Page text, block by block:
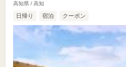
高知県 / 高知
日帰り 宿泊 クーポン